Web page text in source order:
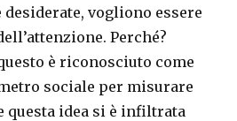
desiderate, vogliono essere
Perché?
è riconosciuto come
sociale per misurare
questa idea si è infiltrata